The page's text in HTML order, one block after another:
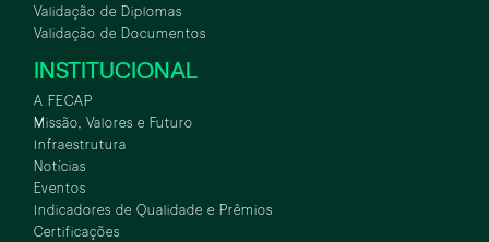
Validação de Diplomas
Validação de Documentos
INSTITUCIONAL
A FECAP
Missão, Valores e Futuro
Infraestrutura
Notícias
Eventos
Indicadores de Qualidade e Prêmios
Certificações